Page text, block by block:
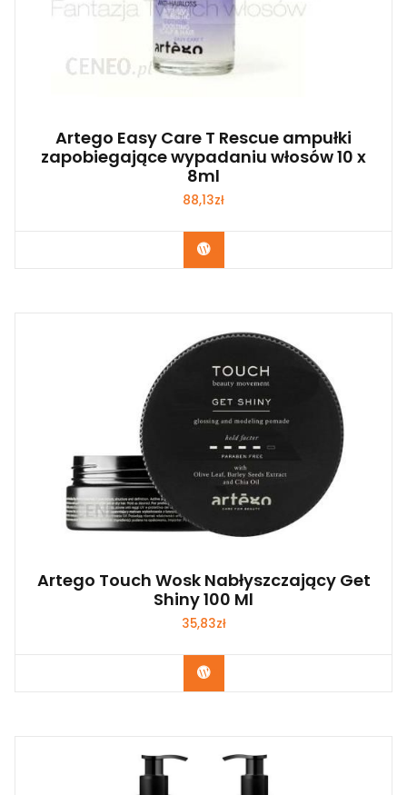
Artego Easy Care T Rescue ampułki
zapobiegające wypadaniu włosów 10 x
8ml
88,13zł
Zobacz
Artego Touch Wosk Nabłyszczający Get
Shiny 100 Ml
35,83zł
Zobacz